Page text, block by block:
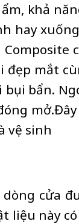
ẩm, khả
hay
đẹp mắt
bẩn.
vệ sinh
dòng cửa
liệu này